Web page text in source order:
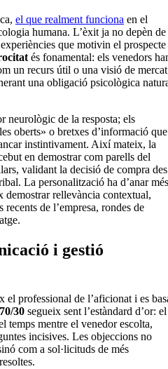
el que realment funciona en el
humana. L’èxit ja no depèn de
que motivin el prospecte
és fonamental: els venedors
un recurs útil o una visió de mercat
una obligació psicològica
neurològic de la resposta; els
oberts» o bretxes d’informació que
instintivament. Així mateix, la
en demostrar com parells del
validant la decisió de compra des
La personalització ha d’anar més
demostrar rellevància contextual,
de l’empresa, rondes de
i gestió
el professional de l’aficionat i es
70/30 segueix sent l’estàndard d’or: el
temps mentre el venedor escolta,
incisives. Les objeccions no
com a sol·licituds de més